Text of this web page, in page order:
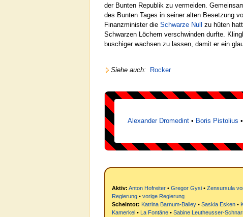
der Bunten Republik zu vermeiden.
des Bunten Tages in seiner alten Besetzung
Finanzminister die Schwarze Null
zu hüten
Schwarzen Löchern verschwinden durfte.
buschiger wachsen zu lassen, damit er ein
Siehe auch: Rocker
Alexander Dromedint• Boris Pistolius •
Aktiv: Anton Hofreiter• Gregor Gysi• Zensursula
Regierung• vorige Regierung
Scheintot: Katrina Barnum-Bailey• Saskia Esken•
Kamerkel • La Fontäne• Sabine Leutheusser-